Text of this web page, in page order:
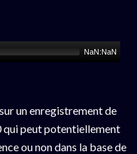
NaN:NaN
un enregistrement de
peut potentiellement
ou non dans la base de